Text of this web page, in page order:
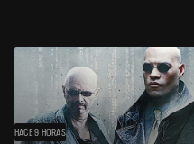
HACE 9 HORAS